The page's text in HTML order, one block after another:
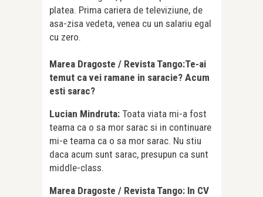
platea. Prima cariera de televiziune, de
asa-zisa vedeta, venea cu un salariu egal
cu zero.
Marea Dragoste / Revista Tango:Te-ai
temut ca vei ramane in saracie? Acum
esti sarac?
Lucian Mindruta: Toata viata mi-a fost
teama ca o sa mor sarac si in continuare
mi-e teama ca o sa mor sarac. Nu stiu
daca acum sunt sarac, presupun ca sunt
middle-class.
Marea Dragoste / Revista Tango: In CV